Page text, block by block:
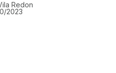
Redon
2023